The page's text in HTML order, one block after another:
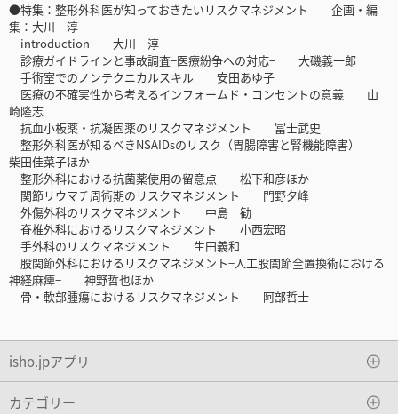
●特集：整形外科医が知っておきたいリスクマネジメント 企画・編
集：大川 淳
introduction 大川 淳
診療ガイドラインと事故調査−医療紛争への対応− 大磯義一郎
手術室でのノンテクニカルスキル 安田あゆ子
医療の不確実性から考えるインフォームド・コンセントの意義 山
崎隆志
抗血小板薬・抗凝固薬のリスクマネジメント 冨士武史
整形外科医が知るべきNSAIDsのリスク（胃腸障害と腎機能障害）
柴田佳菜子ほか
整形外科における抗菌薬使用の留意点 松下和彦ほか
関節リウマチ周術期のリスクマネジメント 門野夕峰
外傷外科のリスクマネジメント 中島 勧
脊椎外科におけるリスクマネジメント 小西宏昭
手外科のリスクマネジメント 生田義和
股関節外科におけるリスクマネジメント−人工股関節全置換術における
神経麻痺− 神野哲也ほか
骨・軟部腫瘍におけるリスクマネジメント 阿部哲士
isho.jpアプリ
カテゴリー